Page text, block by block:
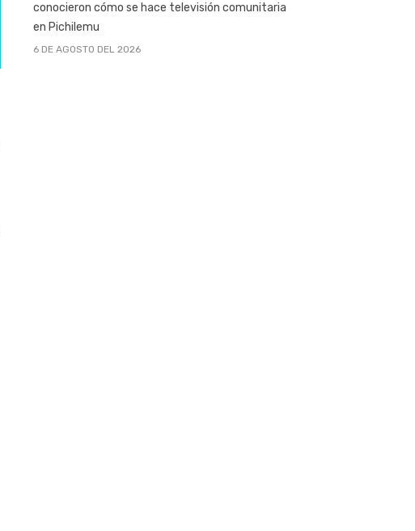
conocieron cómo se hace televisión comunitaria
en Pichilemu
6 DE AGOSTO DEL 2026